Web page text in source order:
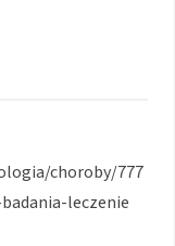
choroby/777
leczenie